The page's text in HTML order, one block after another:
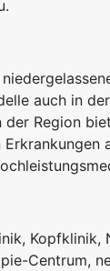
auch in
Region
Centrum,